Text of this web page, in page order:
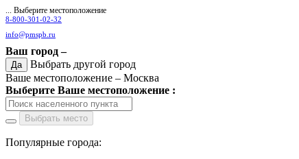
... Выберите местоположение
8-800-301-02-32
info@pmspb.ru
Ваш город –
Да
Выбрать другой город
Ваше местоположение – Москва
Выберите Ваше местоположение :
Выбрать место
Популярные города: